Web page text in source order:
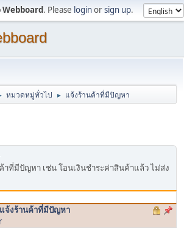
. Please loginorsign up.
หมวดหมู่ทั่วไป ► แจ้งร้านค้าที่มีปัญหา
าที่มีปัญหา เช่น โอนเงินชำระค่าสินค้าแล้ว ไม่ส่ง
จ้งร้านค้าที่มีปัญหา